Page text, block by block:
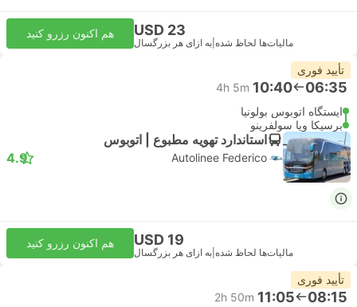
USD 23
مالیات‌ها لحاظ شده به ازای هر بزرگسال
هم اکنون رزرو کنید
تأیید فوری
06:35
10:40
4h 5m
ایستگاه اتوبوس بولونیا
برسیکا ویا سولفرینو
استاندارد تهویه مطبوع | اتوبوس
Autolinee Federico
4.9
USD 19
مالیات‌ها لحاظ شده به ازای هر بزرگسال
هم اکنون رزرو کنید
تأیید فوری
08:15
11:05
2h 50m